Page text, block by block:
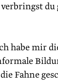
du
mir
Fahne